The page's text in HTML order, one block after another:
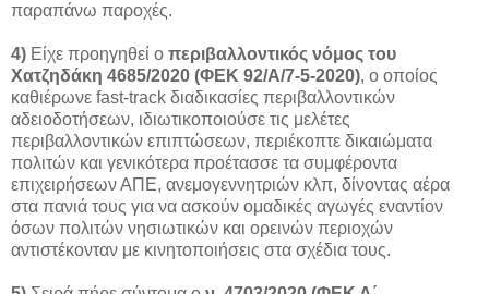
παραπάνω παροχές.
4) Είχε προηγηθεί ο περιβαλλοντικός νόμος του
Χατζηδάκη 4685/2020 (ΦΕΚ 92/Α/7-5-2020), ο οποίος
καθιέρωνε fast-track διαδικασίες περιβαλλοντικών
αδειοδοτήσεων, ιδιωτικοποιούσε τις μελέτες
περιβαλλοντικών επιπτώσεων, περιέκοπτε δικαιώματα
πολιτών και γενικότερα προέτασσε τα συμφέροντα
επιχειρήσεων ΑΠΕ, ανεμογεννητριών κλπ, δίνοντας αέρα
στα πανιά τους για να ασκούν ομαδικές αγωγές εναντίον
όσων πολιτών νησιωτικών και ορεινών περιοχών
αντιστέκονταν με κινητοποιήσεις στα σχέδια τους.